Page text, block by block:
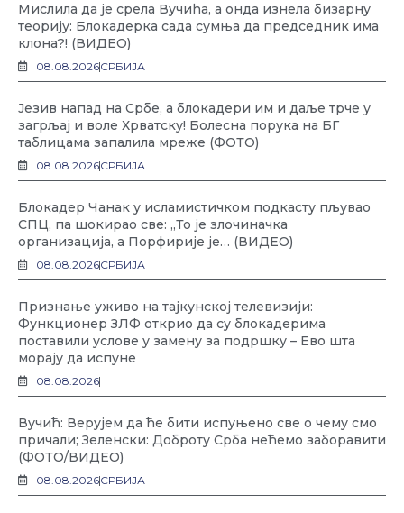
Мислила да је срела Вучића, а онда изнела бизарну
теорију: Блокадерка сада сумња да председник има
клона?! (ВИДЕО)
08.08.2026СРБИЈА
Језив напад на Србе, а блокадери им и даље трче у
загрљај и воле Хрватску! Болесна порука на БГ
таблицама запалила мреже (ФОТО)
08.08.2026СРБИЈА
Блокадер Чанак у исламистичком подкасту пљувао
СПЦ, па шокирао све: „То је злочиначка
организација, а Порфирије је… (ВИДЕО)
08.08.2026СРБИЈА
Признање уживо на тајкунској телевизији:
Функционер ЗЛФ открио да су блокадерима
поставили услове у замену за подршку – Ево шта
морају да испуне
08.08.2026
Вучић: Верујем да ће бити испуњено све о чему смо
причали; Зеленски: Доброту Срба нећемо заборавити
(ФОТО/ВИДЕО)
08.08.2026СРБИЈА